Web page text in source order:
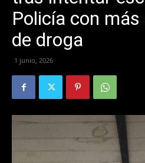
Policía con
de droga
1 junio, 2026